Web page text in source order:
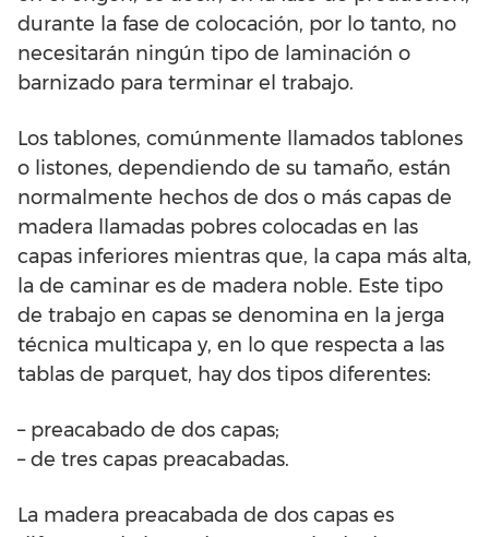
durante la fase de colocación, por lo tanto, no
necesitarán ningún tipo de laminación o
barnizado para terminar el trabajo.
Los tablones, comúnmente llamados tablones
o listones, dependiendo de su tamaño, están
normalmente hechos de dos o más capas de
madera llamadas pobres colocadas en las
capas inferiores mientras que, la capa más alta,
la de caminar es de madera noble. Este tipo
de trabajo en capas se denomina en la jerga
técnica multicapa y, en lo que respecta a las
tablas de parquet, hay dos tipos diferentes:
– preacabado de dos capas;
– de tres capas preacabadas.
La madera preacabada de dos capas es